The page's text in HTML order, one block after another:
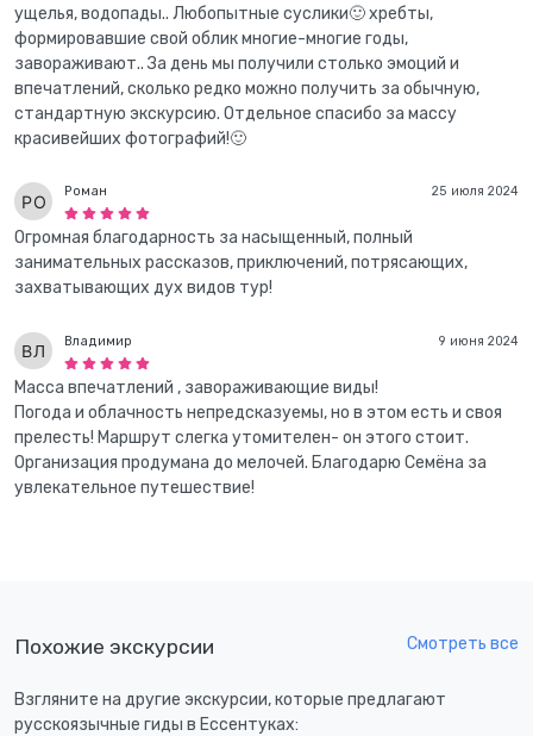
ущелья, водопады.. Любопытные суслики🙂 хребты,
формировавшие свой облик многие-многие годы,
завораживают.. За день мы получили столько эмоций и
впечатлений, сколько редко можно получить за обычную,
стандартную экскурсию. Отдельное спасибо за массу
красивейших фотографий!🙂
25 июля 2024
Роман
Огромная благодарность за насыщенный, полный
занимательных рассказов, приключений, потрясающих,
захватывающих дух видов тур!
9 июня 2024
Владимир
Масса впечатлений , завораживающие виды!
Погода и облачность непредсказуемы, но в этом есть и своя
прелесть! Маршрут слегка утомителен- он этого стоит.
Организация продумана до мелочей. Благодарю Семёна за
увлекательное путешествие!
Похожие экскурсии Смотреть все
Взгляните на другие экскурсии, которые предлагают
русскоязычные гиды в Ессентуках: